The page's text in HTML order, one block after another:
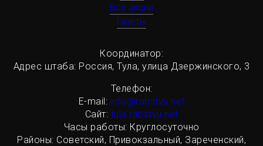
Все акции
Газеты
Координатор:
Адрес штаба: Россия, Тула, улица Дзержинского, 3
Телефон:
Е-mail: info@rabstvu.net
Сайт: tula.rabstvu.net
Часы работы: Круглосуточно
Районы: Советский, Привокзальный, Зареченский,